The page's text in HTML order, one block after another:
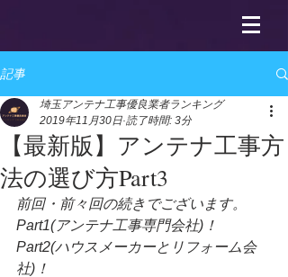
記事
【最新版】アンテナ工事方
法の選び方Part3
埼玉アンテナ工事優良業者ランキング
2019年11月30日 読了時間: 3分
前回・前々回の続きでございます。
Part1(アンテナ工事専門会社)！
Part2(ハウスメーカーとリフォーム会
社)！